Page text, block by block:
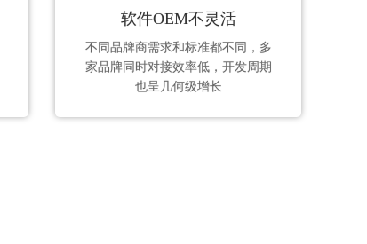
软件OEM不灵活
不同品牌商需求和标准都不同，多
家品牌同时对接效率低，开发周期
也呈几何级增长